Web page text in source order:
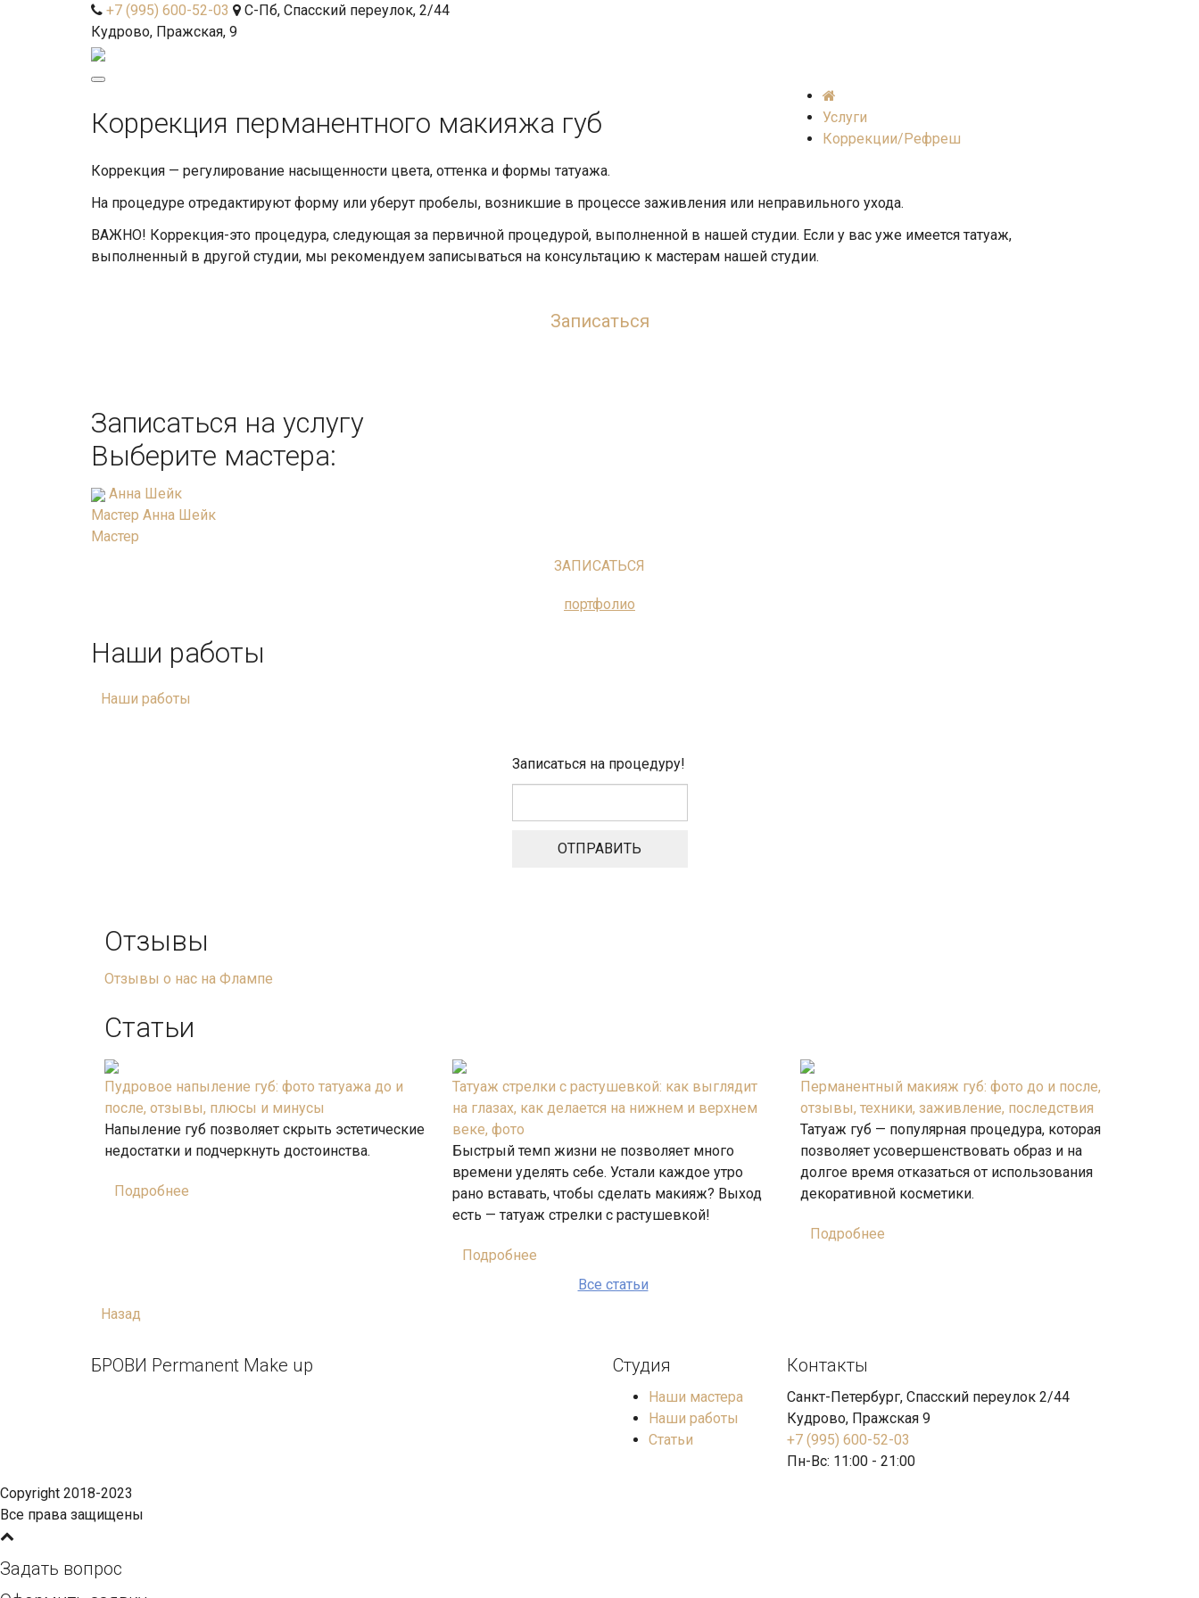
+7 (995) 600-52-03
С-Пб, Спасский переулок, 2/44
Кудрово, Пражская, 9
navigation
Коррекция перманентного макияжа губ
Услуги
Коррекции/Рефреш
Коррекция — регулирование насыщенности цвета, оттенка и формы татуажа.
На процедуре отредактируют форму или уберут пробелы, возникшие в процессе заживления или неправильного ухода.
ВАЖНО! Коррекция-это процедура, следующая за первичной процедурой, выполненной в нашей студии. Если у вас уже имеется татуаж,
выполненный в другой студии, мы рекомендуем записываться на консультацию к мастерам нашей студии.
Записаться
Записаться на услугу
Выберите мастера:
Анна Шейк
Мастер Анна Шейк
Мастер
ЗАПИСАТЬСЯ
портфолио
Наши работы
Наши работы
Записаться на процедуру!
ОТПРАВИТЬ
Отзывы
Отзывы о нас на Флампе
Статьи
Пудровое напыление губ: фото татуажа до и
после, отзывы, плюсы и минусы
Напыление губ позволяет скрыть эстетические
недостатки и подчеркнуть достоинства.
Подробнее
Татуаж стрелки с растушевкой: как выглядит
на глазах, как делается на нижнем и верхнем
веке, фото
Быстрый темп жизни не позволяет много
времени уделять себе. Устали каждое утро
рано вставать, чтобы сделать макияж? Выход
есть — татуаж стрелки с растушевкой!
Подробнее
Перманентный макияж губ: фото до и после,
отзывы, техники, заживление, последствия
Татуаж губ — популярная процедура, которая
позволяет усовершенствовать образ и на
долгое время отказаться от использования
декоративной косметики.
Подробнее
Все статьи
Назад
БРОВИ Permanent Make up Студия
Наши мастера
Наши работы
Статьи
Контакты
Санкт-Петербург, Спасский переулок 2/44
Кудрово, Пражская 9
+7 (995) 600-52-03
Пн-Вс: 11:00 - 21:00
Copyright 2018-2023
Все права защищены
Задать вопрос